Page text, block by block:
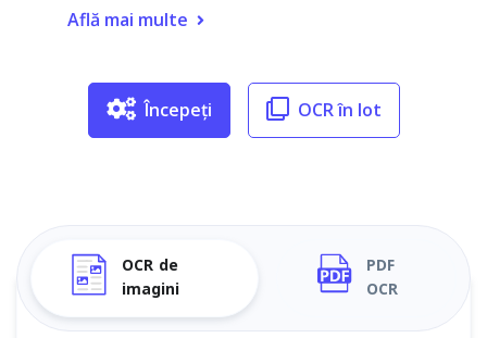
Află mai multe
Începeți OCR în lot
OCR de
imagini
PDF
OCR